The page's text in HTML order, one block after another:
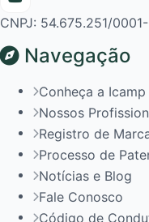
CNPJ: 54.675.251/
Navegação
Conheça a Icamp
Nossos
Registro de
Processo de
Notícias e Blog
Fale Conosco
Código de